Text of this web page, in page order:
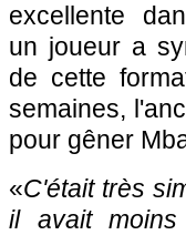
excellente
un joueur a
de cette
semaines,
pour gêner
«C'était très
il avait moins